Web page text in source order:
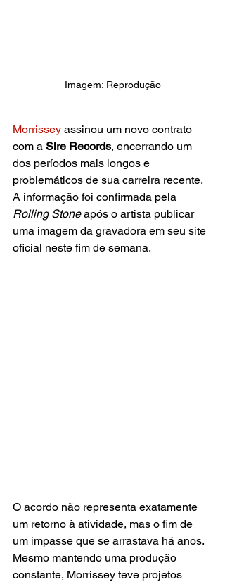
Imagem: Reprodução
Morrissey assinou um novo contrato
com a Sire Records, encerrando um
dos períodos mais longos e
problemáticos de sua carreira recente.
A informação foi confirmada pela
Rolling Stone após o artista publicar
uma imagem da gravadora em seu site
oficial neste fim de semana.
O acordo não representa exatamente
um retorno à atividade, mas o fim de
um impasse que se arrastava há anos.
Mesmo mantendo uma produção
constante, Morrissey teve projetos